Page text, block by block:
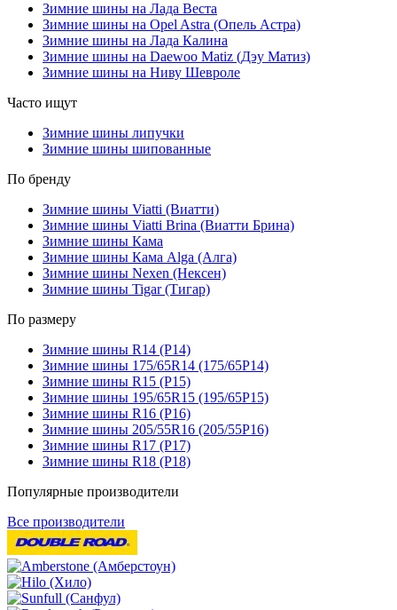
Зимние шины на Лада Веста
Зимние шины на Opel Astra (Опель Астра)
Зимние шины на Лада Калина
Зимние шины на Daewoo Matiz (Дэу Матиз)
Зимние шины на Ниву Шевроле
Часто ищут
Зимние шины липучки
Зимние шины шипованные
По бренду
Зимние шины Viatti (Виатти)
Зимние шины Viatti Brina (Виатти Брина)
Зимние шины Кама
Зимние шины Кама Alga (Алга)
Зимние шины Nexen (Нексен)
Зимние шины Tigar (Тигар)
По размеру
Зимние шины R14 (Р14)
Зимние шины 175/65R14 (175/65Р14)
Зимние шины R15 (Р15)
Зимние шины 195/65R15 (195/65Р15)
Зимние шины R16 (Р16)
Зимние шины 205/55R16 (205/55Р16)
Зимние шины R17 (Р17)
Зимние шины R18 (Р18)
Популярные производители
Все производители